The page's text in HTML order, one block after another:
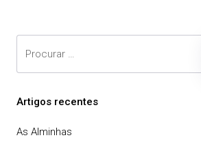
Artigos recentes
As Alminhas